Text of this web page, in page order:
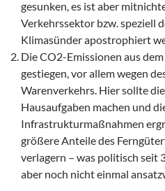
gesunken, es ist aber
Verkehrssektor bzw. speziell
Klimasünder apostrophiert
Die CO2-Emissionen aus
gestiegen, vor allem wegen
Warenverkehrs. Hier sollte
Hausaufgaben machen und
Infrastrukturmaßnahmen
größere Anteile des
verlagern – was politisch seit
aber noch nicht einmal